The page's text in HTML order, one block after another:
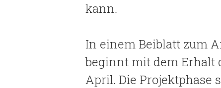
kann.
In einem Beiblatt zum
beginnt mit dem Erhalt
April. Die Projektphase